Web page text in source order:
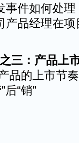
事件如何处理
产品经理在
三：产品上
品的上市节奏
“销”